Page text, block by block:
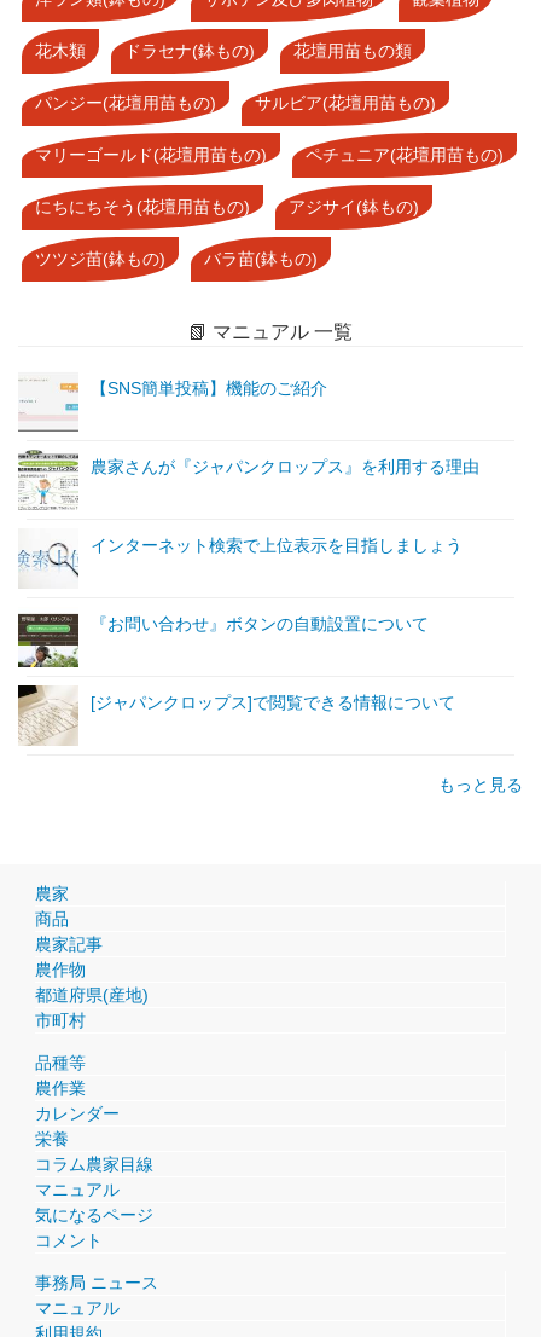
花木類 ドラセナ(鉢もの) 花壇用苗もの類
パンジー(花壇用苗もの) サルビア(花壇用苗もの)
マリーゴールド(花壇用苗もの) ペチュニア(花壇用苗もの)
にちにちそう(花壇用苗もの) アジサイ(鉢もの)
ツツジ苗(鉢もの) バラ苗(鉢もの)
📗 マニュアル 一覧
【SNS簡単投稿】機能のご紹介
農家さんが『ジャパンクロップス』を利用する理由
インターネット検索で上位表示を目指しましょう
『お問い合わせ』ボタンの自動設置について
[ジャパンクロップス]で閲覧できる情報について
もっと見る
農家
商品
農家記事
農作物
都道府県(産地)
市町村
品種等
農作業
カレンダー
栄養
コラム農家目線
マニュアル
気になるページ
コメント
事務局 ニュース
マニュアル